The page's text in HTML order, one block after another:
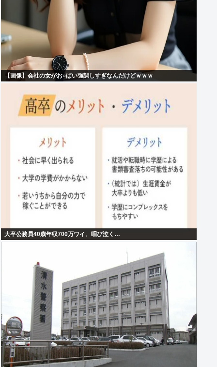
【画像】会社の女がお○ぱい強調しすぎなんだけどｗｗｗ
大卒公務員40歳年収700万ワイ、咽び泣く…